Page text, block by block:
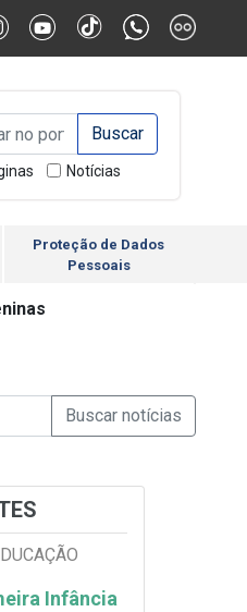
Alternar Tamanho da Fonte
de Busca de
de informaçõesEnviar a Busca
Notícias
Proteção de Dados
Pessoais
de Notícias
Enviar a Busca de
Infância